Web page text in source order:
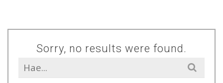
Sorry, no results were found.
Search
for: